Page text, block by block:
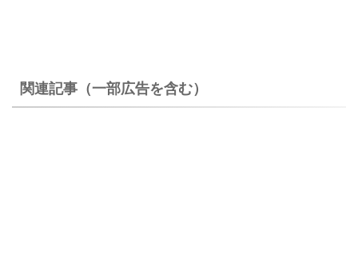
関連記事（一部広告を含む）